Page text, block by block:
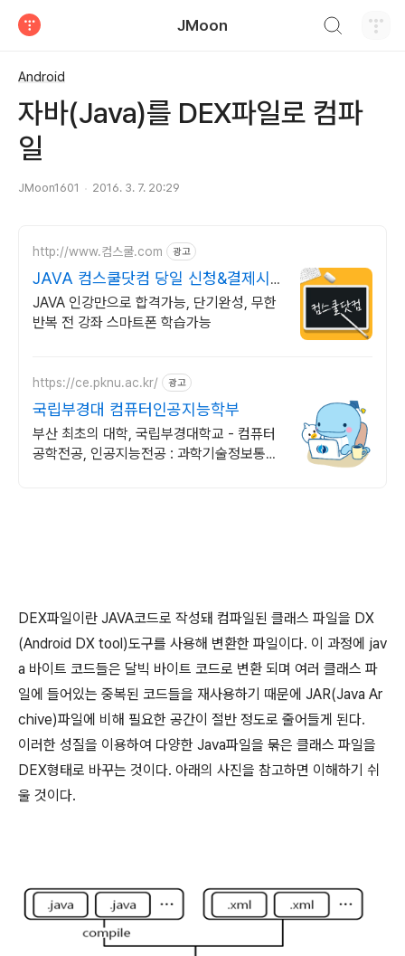
JMoon
Android
자바(Java)를 DEX파일로 컴파
일
JMoon1601 2016. 3. 7. 20:29
http://www.컴스쿨.com 광고
JAVA 컴스쿨닷컴 당일 신청&결제시
기프티콘!
JAVA 인강만으로 합격가능, 단기완성, 무한
반복 전 강좌 스마트폰 학습가능
https://ce.pknu.ac.kr/ 광고
국립부경대 컴퓨터인공지능학부
부산 최초의 대학, 국립부경대학교 - 컴퓨터
공학전공, 인공지능전공 : 과학기술정보통신
DEX파일이란 JAVA코드로 작성돼 컴파일된 클래스 파일을 DX
(Android DX tool)도구를 사용해 변환한 파일이다. 이 과정에 jav
a 바이트 코드들은 달빅 바이트 코드로 변환 되며 여러 클래스 파
일에 들어있는 중복된 코드들을 재사용하기 때문에 JAR(Java Ar
chive)파일에 비해 필요한 공간이 절반 정도로 줄어들게 된다.
이러한 성질을 이용하여 다양한 Java파일을 묶은 클래스 파일을
DEX형태로 바꾸는 것이다. 아래의 사진을 참고하면 이해하기 쉬
울 것이다.